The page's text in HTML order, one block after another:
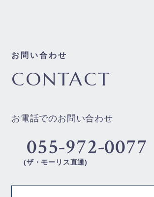
お問い合わせ
CONTACT
お電話でのお問い合わせ
055-972-0077
(ザ・モーリス直通)